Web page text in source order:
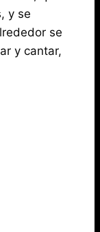
y se
se
y cantar,